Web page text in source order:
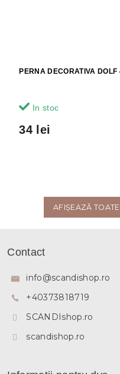
PERNA DECORATIVA
In stoc
34 lei
AFIŞEAZĂ
Contact
info@scandishop.ro
+40373818719
SCANDIshop.ro
scandishop.ro